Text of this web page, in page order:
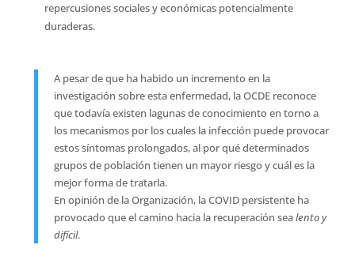
repercusiones sociales y económicas potencialmente
duraderas.
A pesar de que ha habido un incremento en la
investigación sobre esta enfermedad, la OCDE reconoce
que todavía existen lagunas de conocimiento en torno a
los mecanismos por los cuales la infección puede provocar
estos síntomas prolongados, al por qué determinados
grupos de población tienen un mayor riesgo y cuál es la
mejor forma de tratarla.
En opinión de la Organización, la COVID persistente ha
provocado que el camino hacia la recuperación sea lento y
difícil.